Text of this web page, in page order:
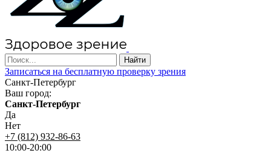
Записаться на бесплатную проверку зрения
Санкт-Петербург
Ваш город:
Санкт-Петербург
Да
Нет
+7 (812) 932-86-63
10:00-20:00